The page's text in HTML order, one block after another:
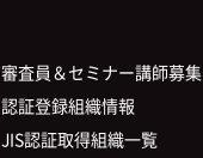
審査員＆セミナー講師募集
認証登録組織情報
JIS認証取得組織一覧